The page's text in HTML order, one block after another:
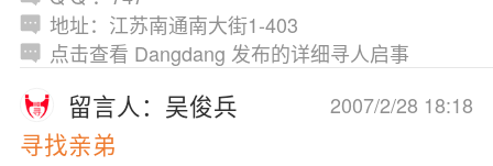
地址：江苏南通南大街1-403
点击查看 Dangdang 发布的详细寻人启事
2007/2/28 18:18
留言人：吴俊兵
寻找亲弟